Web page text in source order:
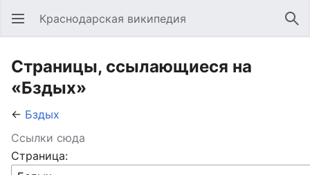
Открыть главное меню Краснодарская википедия
Страницы, ссылающиеся на
«Бздых»
← Бздых
Ссылки сюда
Страница: